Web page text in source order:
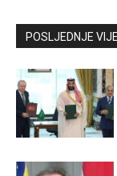
Kontaktirajte
POSLJEDNJE